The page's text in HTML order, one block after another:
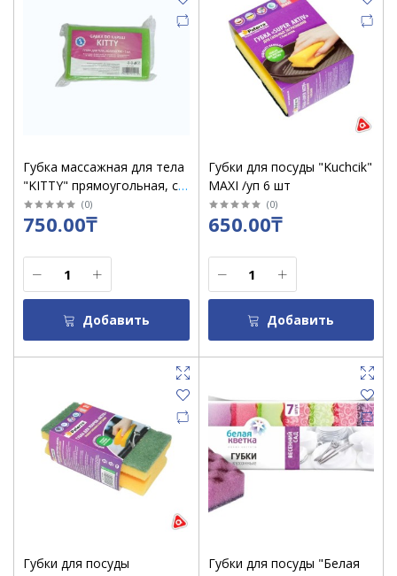
Губка массажная для тела
"KITTY" прямоугольная, с
массажным слоем /1521
(0)
750.00₸
Добавить
Губки для посуды "Kuchcik"
MAXI /уп 6 шт
(0)
650.00₸
Добавить
Губки для посуды
Губки для посуды "Белая